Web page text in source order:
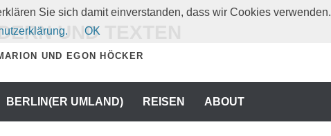
UND TEXTEN
UND EGON HÖCKER
BERLIN(ER UMLAND) REISEN ABOUT
Sie sich damit einverstanden, dass wir Cookies verwenden.
OK